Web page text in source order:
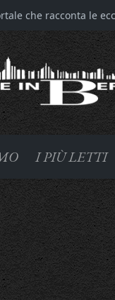
che racconta le
I PIÙ LETTI